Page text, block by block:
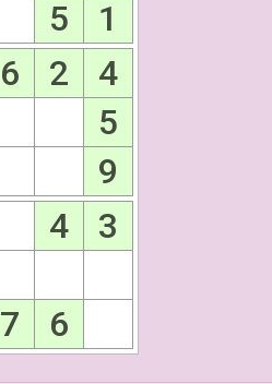
5
1
6 2
4
5
9
4
3
7 6